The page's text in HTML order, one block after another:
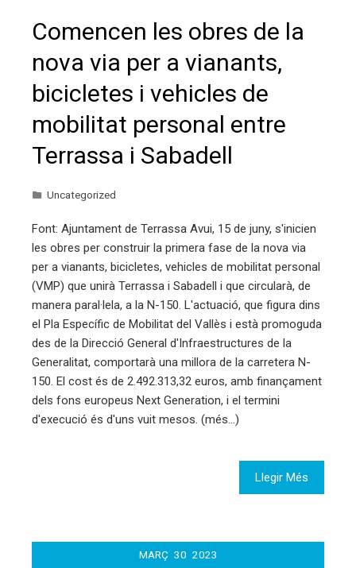
Comencen les obres de la
nova via per a vianants,
bicicletes i vehicles de
mobilitat personal entre
Terrassa i Sabadell
Uncategorized
Font: Ajuntament de Terrassa Avui, 15 de juny, s'inicien
les obres per construir la primera fase de la nova via
per a vianants, bicicletes, vehicles de mobilitat personal
(VMP) que unirà Terrassa i Sabadell i que circularà, de
manera paral·lela, a la N-150. L'actuació, que figura dins
el Pla Específic de Mobilitat del Vallès i està promoguda
des de la Direcció General d'Infraestructures de la
Generalitat, comportarà una millora de la carretera N-
150. El cost és de 2.492.313,32 euros, amb finançament
dels fons europeus Next Generation, i el termini
d'execució és d'uns vuit mesos. (més…)
Llegir Més
MARÇ 30 2023